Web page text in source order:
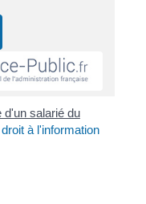
d'un salarié du
à l'information